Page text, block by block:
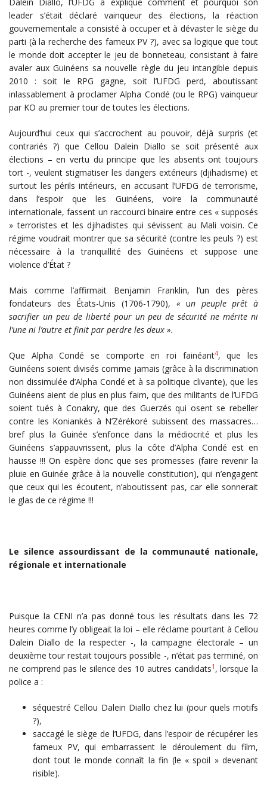
Dalein Diallo, l’UFDG a expliqué comment et pourquoi son
leader s’était déclaré vainqueur des élections, la réaction
gouvernementale a consisté à occuper et à dévaster le siège du
parti (à la recherche des fameux PV ?), avec sa logique que tout
le monde doit accepter le jeu de bonneteau, consistant à faire
avaler aux Guinéens sa nouvelle règle du jeu intangible depuis
2010 : soit le RPG gagne, soit l’UFDG perd, aboutissant
inlassablement à proclamer Alpha Condé (ou le RPG) vainqueur
par KO au premier tour de toutes les élections.
Aujourd’hui ceux qui s’accrochent au pouvoir, déjà surpris (et
contrariés ?) que Cellou Dalein Diallo se soit présenté aux
élections – en vertu du principe que les absents ont toujours
tort -, veulent stigmatiser les dangers extérieurs (djihadisme) et
surtout les périls intérieurs, en accusant l’UFDG de terrorisme,
dans l’espoir que les Guinéens, voire la communauté
internationale, fassent un raccourci binaire entre ces « supposés
» terroristes et les djihadistes qui sévissent au Mali voisin. Ce
régime voudrait montrer que sa sécurité (contre les peuls ?) est
nécessaire à la tranquillité des Guinéens et suppose une
violence d’État ?
Mais comme l’affirmait Benjamin Franklin, l’un des pères
fondateurs des États-Unis (1706-1790), «un peuple prêt à
sacrifier un peu de liberté pour un peu de sécurité ne mérite ni
l’une ni l’autre et finit par perdre les deux ».
Que Alpha Condé se comporte en roi fainéant4, que les
Guinéens soient divisés comme jamais (grâce à la discrimination
non dissimulée d’Alpha Condé et à sa politique clivante), que les
Guinéens aient de plus en plus faim, que des militants de l’UFDG
soient tués à Conakry, que des Guerzés qui osent se rebeller
contre les Koniankés à N’Zérékoré subissent des massacres…
bref plus la Guinée s’enfonce dans la médiocrité et plus les
Guinéens s’appauvrissent, plus la côte d’Alpha Condé est en
hausse !!! On espère donc que ses promesses (faire revenir la
pluie en Guinée grâce à la nouvelle constitution), qui n’engagent
que ceux qui les écoutent, n’aboutissent pas, car elle sonnerait
le glas de ce régime !!!
Le silence assourdissant de la communauté nationale,
régionale et internationale
Puisque la CENI n’a pas donné tous les résultats dans les 72
heures comme l’y obligeait la loi – elle réclame pourtant à Cellou
Dalein Diallo de la respecter -, la campagne électorale – un
deuxième tour restait toujours possible -, n’était pas terminé, on
ne comprend pas le silence des 10 autres candidats1 , lorsque la
police a :
séquestré Cellou Dalein Diallo chez lui (pour quels motifs
?),
saccagé le siège de l’UFDG, dans l’espoir de récupérer les
fameux PV, qui embarrassent le déroulement du film,
dont tout le monde connaît la fin (le « spoil » devenant
risible).